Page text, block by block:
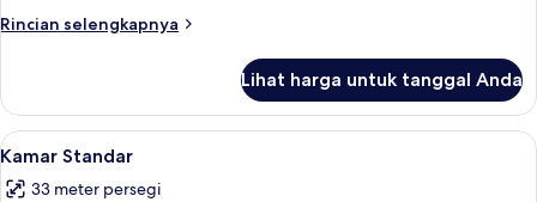
Rincian selengkapnya
Rincian
Suite,
kamar
Lihat harga untuk tanggal Anda
Lihat
semua
Seprai premium, selimut bulu angsa,
5
Kamar Standar
33 meter persegi